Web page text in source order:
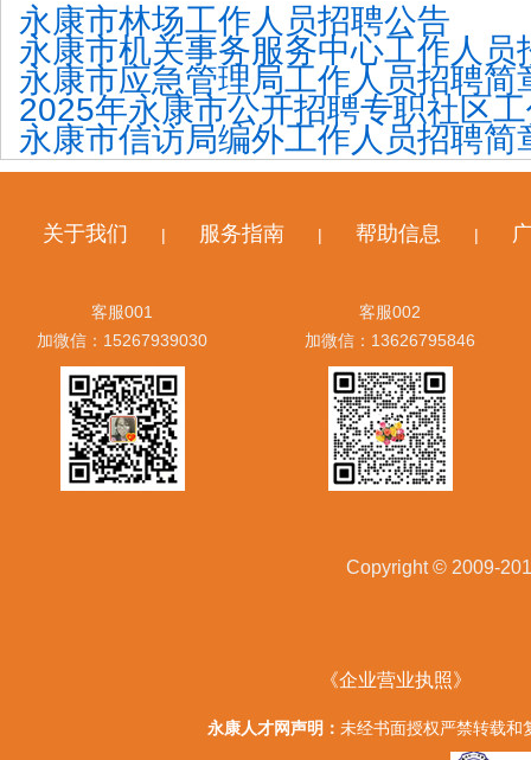
永康市林场工作人员招聘公告
永康市机关事务服务中心工作人员
永康市应急管理局工作人员招聘简
2025年永康市公开招聘专职社区
永康市信访局编外工作人员招聘简
关于我们 | 服务指南 | 帮助信息 |
客服001
加微信：15267939030
客服002
加微信：13626795846
Copyright © 2009-
《企业营业执照》
永康人才网声明： 未经书面授权严禁转载和